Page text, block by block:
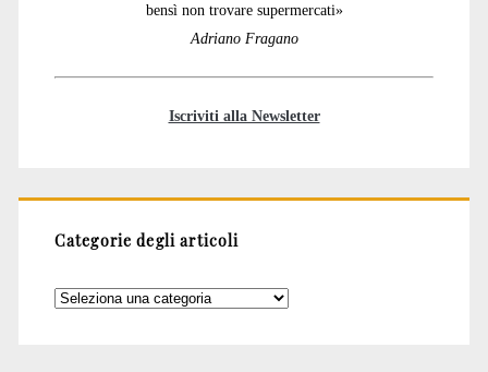
bensì non trovare supermercati»
Adriano Fragano
Iscriviti alla Newsletter
Categorie degli articoli
Categorie